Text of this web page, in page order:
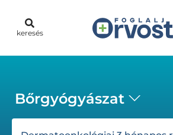
keresés
Bőrgyógyászat